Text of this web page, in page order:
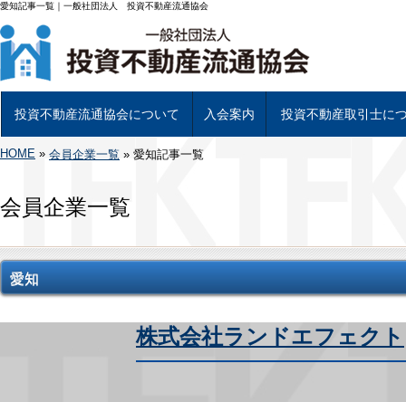
愛知記事一覧｜一般社団法人 投資不動産流通協会
投資不動産流通協会について
投資不動産流通協会について
基幹事業について
組織図及び理事
当協会会員一覧
投資不動産専用書類について
アクセス
入会案内
入会について
入会手続き
投資不動産取引士に
HOME » 会員企業一覧 » 愛知記事一覧
会員企業一覧
愛知
株式会社ランドエフェクト